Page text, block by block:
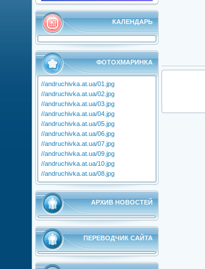
КАЛЕНДАРЬ
ФОТОХМАРИНКА
//andruchivka.at.ua/01.jpg
//andruchivka.at.ua/02.jpg
//andruchivka.at.ua/03.jpg
//andruchivka.at.ua/04.jpg
//andruchivka.at.ua/05.jpg
//andruchivka.at.ua/06.jpg
//andruchivka.at.ua/07.jpg
//andruchivka.at.ua/09.jpg
//andruchivka.at.ua/10.jpg
//andruchivka.at.ua/08.jpg
АРХИВ НОВОСТЕЙ
ПЕРЕВОДЧИК САЙТА